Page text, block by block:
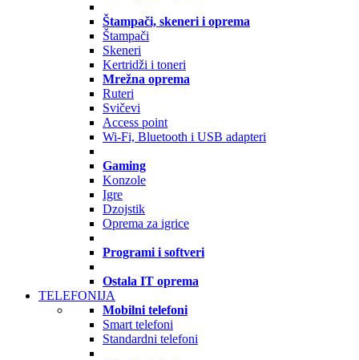
Štampači, skeneri i oprema
Štampači
Skeneri
Kertridži i toneri
Mrežna oprema
Ruteri
Svičevi
Access point
Wi-Fi, Bluetooth i USB adapteri
Gaming
Konzole
Igre
Dzojstik
Oprema za igrice
Programi i softveri
Ostala IT oprema
TELEFONIJA
Mobilni telefoni
Smart telefoni
Standardni telefoni